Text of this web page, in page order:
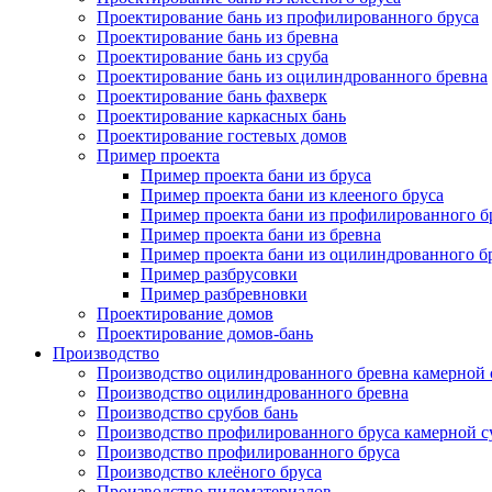
Проектирование бань из профилированного бруса
Проектирование бань из бревна
Проектирование бань из сруба
Проектирование бань из оцилиндрованного бревна
Проектирование бань фахверк
Проектирование каркасных бань
Проектирование гостевых домов
Пример проекта
Пример проекта бани из бруса
Пример проекта бани из клееного бруса
Пример проекта бани из профилированного
Пример проекта бани из бревна
Пример проекта бани из оцилиндрованного
Пример разбрусовки
Пример разбревновки
Проектирование домов
Проектирование домов-бань
Производство
Производство оцилиндрованного бревна камерной
Производство оцилиндрованного бревна
Производство срубов бань
Производство профилированного бруса камерной
Производство профилированного бруса
Производство клеёного бруса